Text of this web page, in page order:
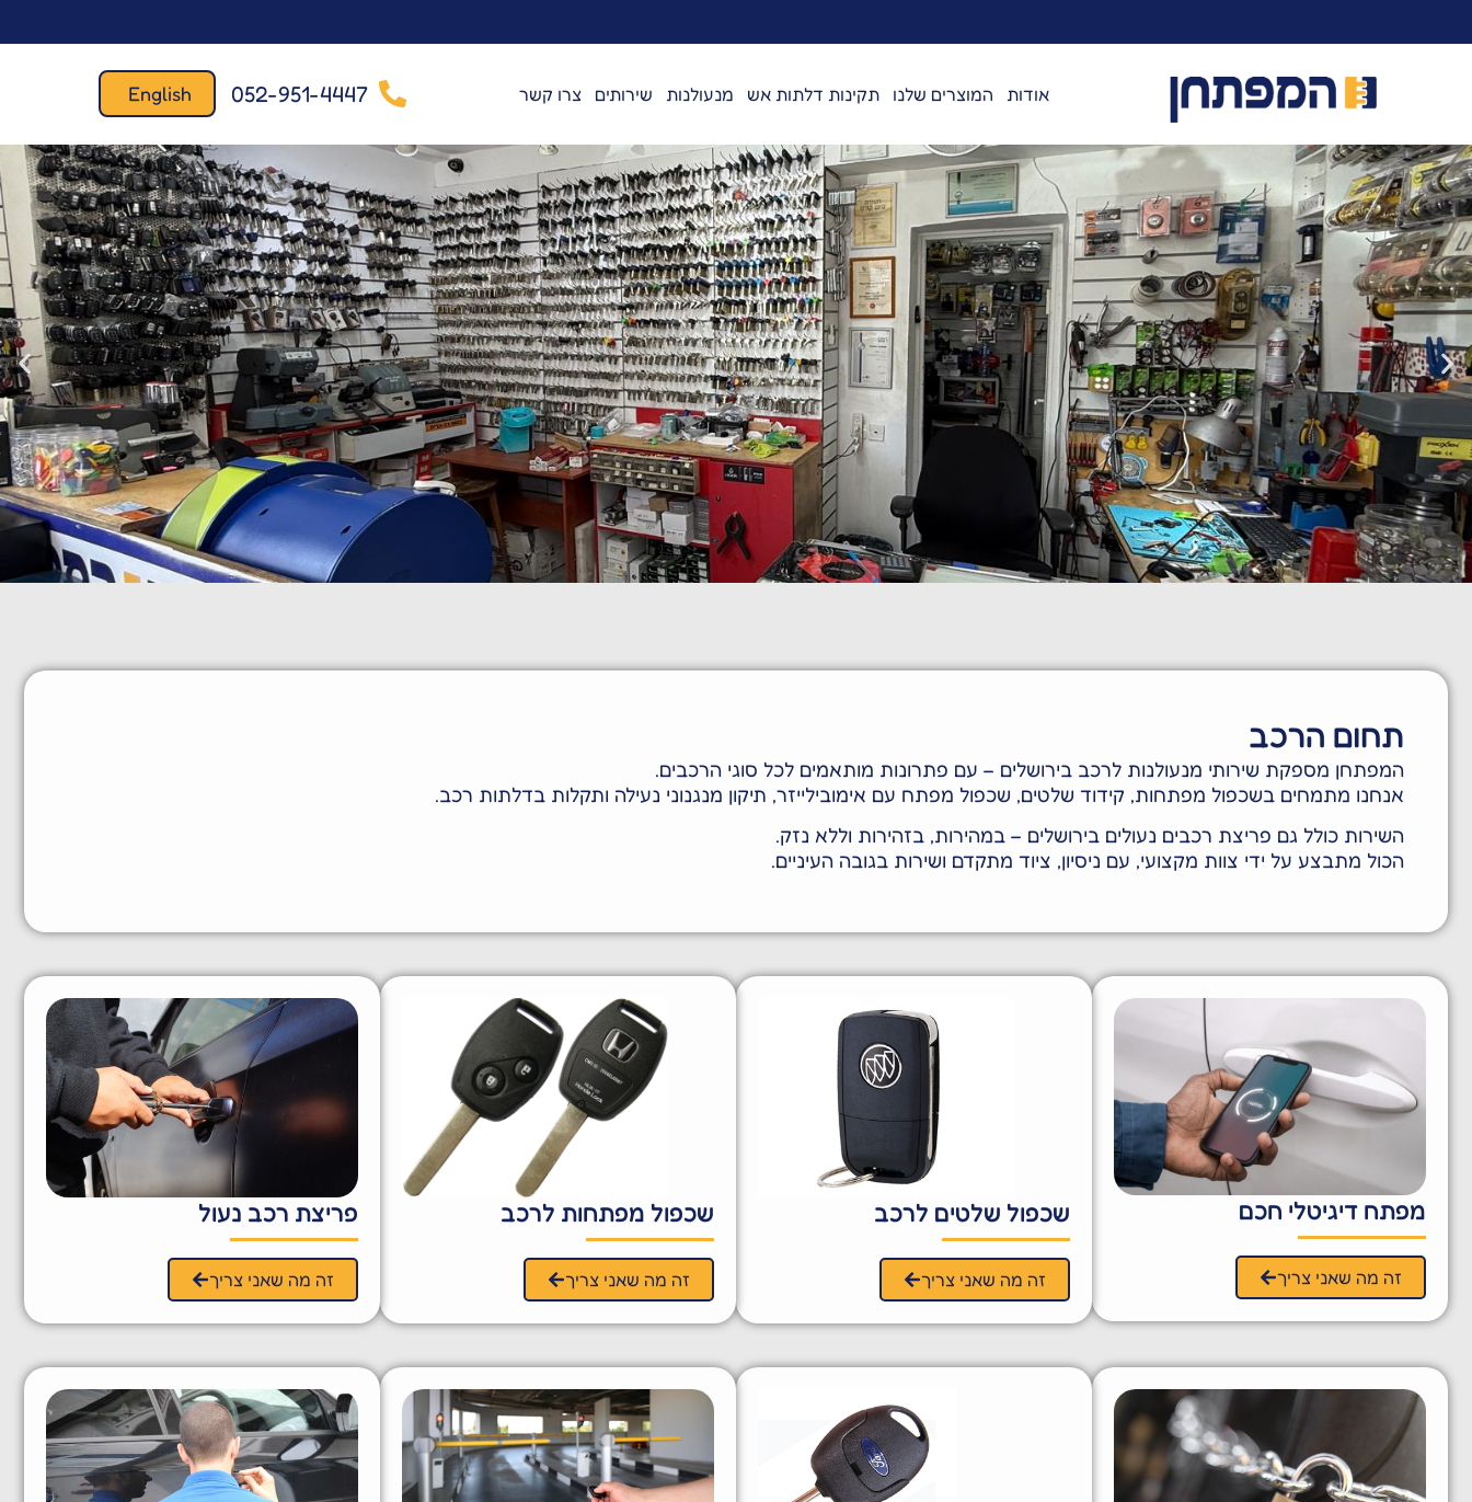
אודות המוצרים שלנו תקינות דלתות אש מנעולנות שירותים צרו קשר 052-951-4447
English
תחום הרכב
המפתחן מספקת שירותי מנעולנות לרכב בירושלים – עם פתרונות מותאמים לכל סוגי הרכבים.
אנחנו מתמחים בשכפול מפתחות, קידוד שלטים, שכפול מפתח עם אימובילייזר, תיקון מנגנוני נעילה ותקלות בדלתות רכב.
השירות כולל גם פריצת רכבים נעולים בירושלים – במהירות, בזהירות וללא נזק.
הכול מתבצע על ידי צוות מקצועי, עם ניסיון, ציוד מתקדם ושירות בגובה העיניים.
מפתח דיגיטלי חכם
זה מה שאני צריך
שכפול שלטים לרכב
זה מה שאני צריך
שכפול מפתחות לרכב
זה מה שאני צריך
פריצת רכב נעול
זה מה שאני צריך